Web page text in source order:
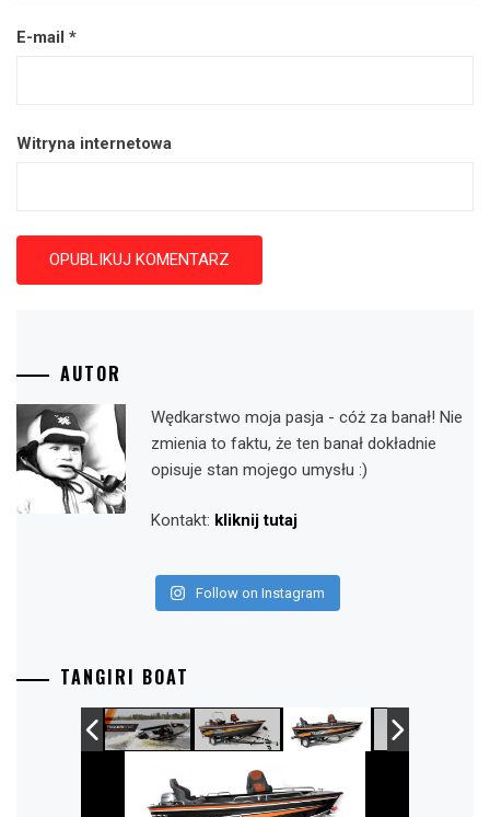
E-mail *
Witryna internetowa
AUTOR
Wędkarstwo moja pasja - cóż za banał! Nie
zmienia to faktu, że ten banał dokładnie
opisuje stan mojego umysłu :)
Kontakt: kliknij tutaj
Follow on Instagram
TANGIRI BOAT